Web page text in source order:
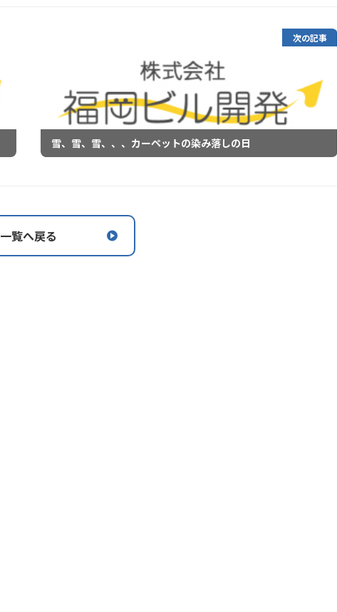
次の記事
雪、雪、雪、、、カーペットの染み落しの日
一覧へ戻る